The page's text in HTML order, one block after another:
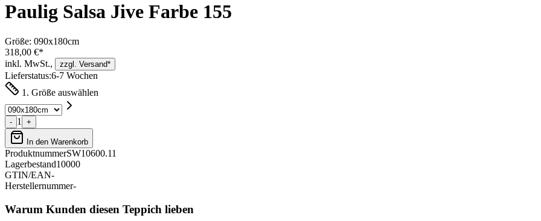
Paulig Salsa Jive Farbe 155
Größe: 090x180cm
318,00 €*
inkl. MwSt.,
zzgl. Versand*
Lieferstatus:6-7 Wochen
1. Größe auswählen
- 1 +
In den Warenkorb
ProduktnummerSW10600.11
Lagerbestand10000
GTIN/EAN-
Herstellernummer-
Warum Kunden diesen Teppich lieben